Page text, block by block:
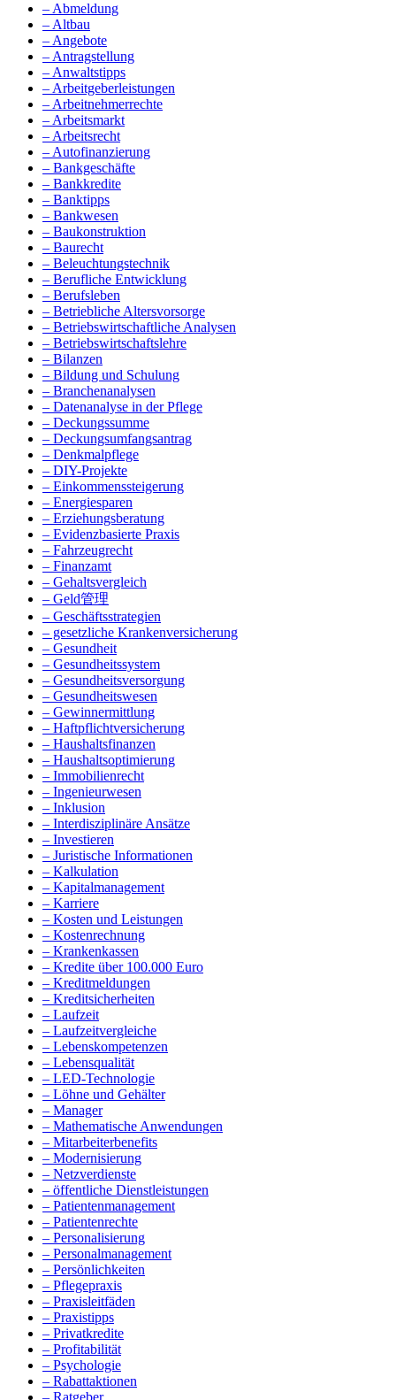
– Abmeldung
– Altbau
– Angebote
– Antragstellung
– Anwaltstipps
– Arbeitgeberleistungen
– Arbeitnehmerrechte
– Arbeitsmarkt
– Arbeitsrecht
– Autofinanzierung
– Bankgeschäfte
– Bankkredite
– Banktipps
– Bankwesen
– Baukonstruktion
– Baurecht
– Beleuchtungstechnik
– Berufliche Entwicklung
– Berufsleben
– Betriebliche Altersvorsorge
– Betriebswirtschaftliche Analysen
– Betriebswirtschaftslehre
– Bilanzen
– Bildung und Schulung
– Branchenanalysen
– Datenanalyse in der Pflege
– Deckungssumme
– Deckungsumfangsantrag
– Denkmalpflege
– DIY-Projekte
– Einkommenssteigerung
– Energiesparen
– Erziehungsberatung
– Evidenzbasierte Praxis
– Fahrzeugrecht
– Finanzamt
– Gehaltsvergleich
– Geld管理
– Geschäftsstrategien
– gesetzliche Krankenversicherung
– Gesundheit
– Gesundheitssystem
– Gesundheitsversorgung
– Gesundheitswesen
– Gewinnermittlung
– Haftpflichtversicherung
– Haushaltsfinanzen
– Haushaltsoptimierung
– Immobilienrecht
– Ingenieurwesen
– Inklusion
– Interdisziplinäre Ansätze
– Investieren
– Juristische Informationen
– Kalkulation
– Kapitalmanagement
– Karriere
– Kosten und Leistungen
– Kostenrechnung
– Krankenkassen
– Kredite über 100.000 Euro
– Kreditmeldungen
– Kreditsicherheiten
– Laufzeit
– Laufzeitvergleiche
– Lebenskompetenzen
– Lebensqualität
– LED-Technologie
– Löhne und Gehälter
– Manager
– Mathematische Anwendungen
– Mitarbeiterbenefits
– Modernisierung
– Netzverdienste
– öffentliche Dienstleistungen
– Patientenmanagement
– Patientenrechte
– Personalisierung
– Personalmanagement
– Persönlichkeiten
– Pflegepraxis
– Praxisleitfäden
– Praxistipps
– Privatkredite
– Profitabilität
– Psychologie
– Rabattaktionen